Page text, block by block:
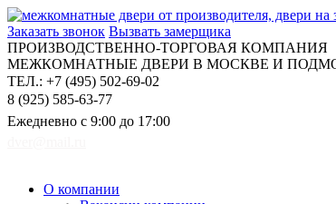
Заказать звонок Вызвать замерщика
ПРОИЗВОДСТВЕННО-ТОРГОВАЯ КОМПАНИЯ
МЕЖКОМНАТНЫЕ ДВЕРИ В МОСКВЕ И
ТЕЛ.: +7 (495) 502-69-02
8 (925) 585-63-77
Ежедневно с 9:00 до 17:00
О компании